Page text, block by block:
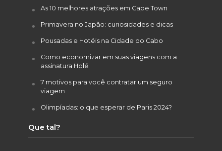
As 10 melhores atrações em Cape Town
Primavera no Japão: curiosidades e dicas
Pousadas e Hotéis na Cidade do Cabo
Como economizar em suas viagens com a
assinatura Holé
7 motivos para você contratar um seguro
viagem
Olimpíadas: o que esperar de Paris 2024?
Que tal?